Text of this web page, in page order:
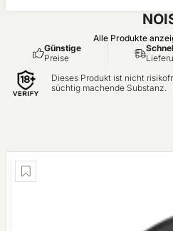
Alle Produkte
Günstige
Preise
Dieses Produkt ist nicht
süchtig machende Substanz.